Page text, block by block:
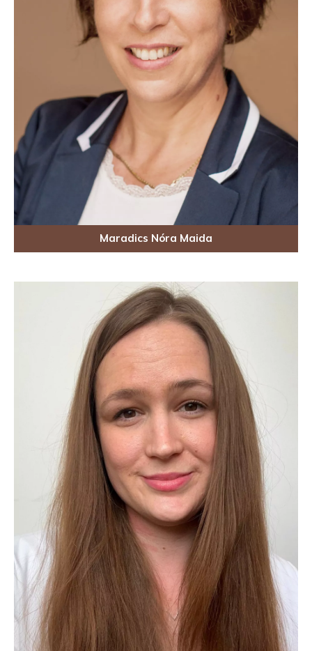
Maradics Nóra Maida